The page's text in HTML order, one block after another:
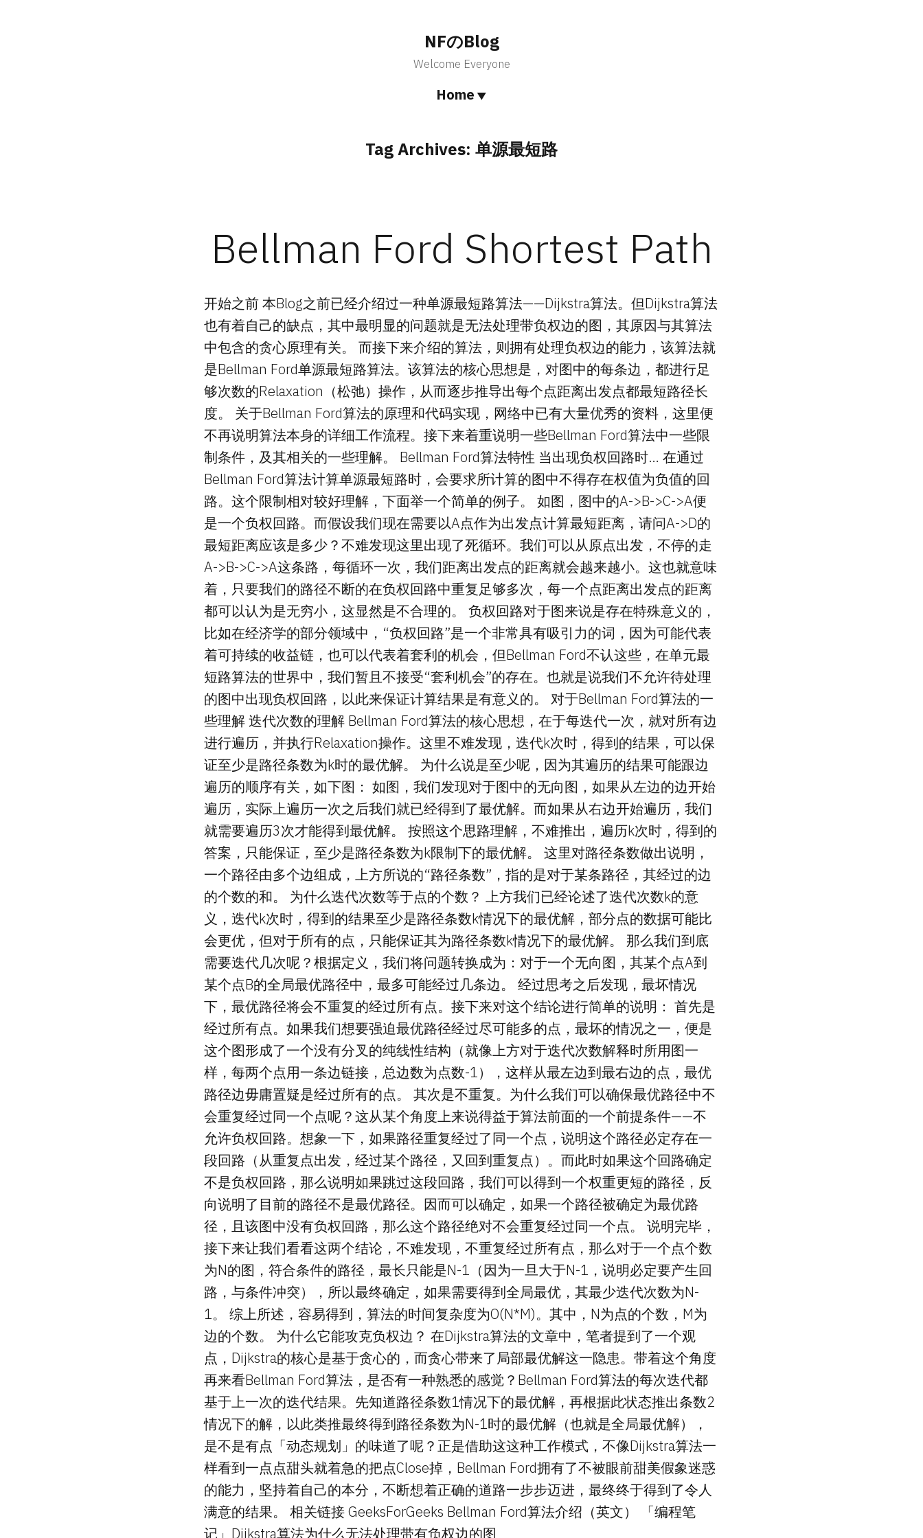
NFのBlog
Welcome Everyone
Home
Tag Archives: 单源最短路
Bellman Ford Shortest Path
开始之前 本Blog之前已经介绍过一种单源最短路算法——Dijkstra算法。但Dijkstra算法
也有着自己的缺点，其中最明显的问题就是无法处理带负权边的图，其原因与其算法
中包含的贪心原理有关。 而接下来介绍的算法，则拥有处理负权边的能力，该算法就
是Bellman Ford单源最短路算法。该算法的核心思想是，对图中的每条边，都进行足
够次数的Relaxation（松弛）操作，从而逐步推导出每个点距离出发点都最短路径长
度。 关于Bellman Ford算法的原理和代码实现，网络中已有大量优秀的资料，这里便
不再说明算法本身的详细工作流程。接下来着重说明一些Bellman Ford算法中一些限
制条件，及其相关的一些理解。 Bellman Ford算法特性 当出现负权回路时… 在通过
Bellman Ford算法计算单源最短路时，会要求所计算的图中不得存在权值为负值的回
路。这个限制相对较好理解，下面举一个简单的例子。 如图，图中的A->B->C->A便
是一个负权回路。而假设我们现在需要以A点作为出发点计算最短距离，请问A->D的
最短距离应该是多少？不难发现这里出现了死循环。我们可以从原点出发，不停的走
A->B->C->A这条路，每循环一次，我们距离出发点的距离就会越来越小。这也就意味
着，只要我们的路径不断的在负权回路中重复足够多次，每一个点距离出发点的距离
都可以认为是无穷小，这显然是不合理的。 负权回路对于图来说是存在特殊意义的，
比如在经济学的部分领域中，“负权回路”是一个非常具有吸引力的词，因为可能代表
着可持续的收益链，也可以代表着套利的机会，但Bellman Ford不认这些，在单元最
短路算法的世界中，我们暂且不接受“套利机会”的存在。也就是说我们不允许待处理
的图中出现负权回路，以此来保证计算结果是有意义的。 对于Bellman Ford算法的一
些理解 迭代次数的理解 Bellman Ford算法的核心思想，在于每迭代一次，就对所有边
进行遍历，并执行Relaxation操作。这里不难发现，迭代k次时，得到的结果，可以保
证至少是路径条数为k时的最优解。 为什么说是至少呢，因为其遍历的结果可能跟边
遍历的顺序有关，如下图： 如图，我们发现对于图中的无向图，如果从左边的边开始
遍历，实际上遍历一次之后我们就已经得到了最优解。而如果从右边开始遍历，我们
就需要遍历3次才能得到最优解。 按照这个思路理解，不难推出，遍历k次时，得到的
答案，只能保证，至少是路径条数为k限制下的最优解。 这里对路径条数做出说明，
一个路径由多个边组成，上方所说的“路径条数”，指的是对于某条路径，其经过的边
的个数的和。 为什么迭代次数等于点的个数？ 上方我们已经论述了迭代次数k的意
义，迭代k次时，得到的结果至少是路径条数k情况下的最优解，部分点的数据可能比
会更优，但对于所有的点，只能保证其为路径条数k情况下的最优解。 那么我们到底
需要迭代几次呢？根据定义，我们将问题转换成为：对于一个无向图，其某个点A到
某个点B的全局最优路径中，最多可能经过几条边。 经过思考之后发现，最坏情况
下，最优路径将会不重复的经过所有点。接下来对这个结论进行简单的说明： 首先是
经过所有点。如果我们想要强迫最优路径经过尽可能多的点，最坏的情况之一，便是
这个图形成了一个没有分叉的纯线性结构（就像上方对于迭代次数解释时所用图一
样，每两个点用一条边链接，总边数为点数-1），这样从最左边到最右边的点，最优
路径边毋庸置疑是经过所有的点。 其次是不重复。为什么我们可以确保最优路径中不
会重复经过同一个点呢？这从某个角度上来说得益于算法前面的一个前提条件——不
允许负权回路。想象一下，如果路径重复经过了同一个点，说明这个路径必定存在一
段回路（从重复点出发，经过某个路径，又回到重复点）。而此时如果这个回路确定
不是负权回路，那么说明如果跳过这段回路，我们可以得到一个权重更短的路径，反
向说明了目前的路径不是最优路径。因而可以确定，如果一个路径被确定为最优路
径，且该图中没有负权回路，那么这个路径绝对不会重复经过同一个点。 说明完毕，
接下来让我们看看这两个结论，不难发现，不重复经过所有点，那么对于一个点个数
为N的图，符合条件的路径，最长只能是N-1（因为一旦大于N-1，说明必定要产生回
路，与条件冲突），所以最终确定，如果需要得到全局最优，其最少迭代次数为N-
1。 综上所述，容易得到，算法的时间复杂度为O(N*M)。其中，N为点的个数，M为
边的个数。 为什么它能攻克负权边？ 在Dijkstra算法的文章中，笔者提到了一个观
点，Dijkstra的核心是基于贪心的，而贪心带来了局部最优解这一隐患。带着这个角度
再来看Bellman Ford算法，是否有一种熟悉的感觉？Bellman Ford算法的每次迭代都
基于上一次的迭代结果。先知道路径条数1情况下的最优解，再根据此状态推出条数2
情况下的解，以此类推最终得到路径条数为N-1时的最优解（也就是全局最优解），
是不是有点「动态规划」的味道了呢？正是借助这这种工作模式，不像Dijkstra算法一
样看到一点点甜头就着急的把点Close掉，Bellman Ford拥有了不被眼前甜美假象迷惑
的能力，坚持着自己的本分，不断想着正确的道路一步步迈进，最终终于得到了令人
满意的结果。 相关链接 GeeksForGeeks Bellman Ford算法介绍（英文） 「编程笔
记」Dijkstra算法为什么无法处理带有负权边的图